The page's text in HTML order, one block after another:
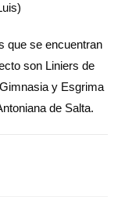
que se encuentran
son Liniers de
y Esgrima
de Salta.